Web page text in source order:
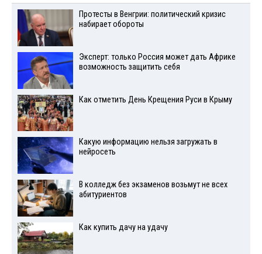
Протесты в Венгрии: политический кризис
набирает обороты
Эксперт: только Россия может дать Африке
возможность защитить себя
Как отметить День Крещения Руси в Крыму
Какую информацию нельзя загружать в
нейросеть
В колледж без экзаменов возьмут не всех
абитуриентов
Как купить дачу на удачу